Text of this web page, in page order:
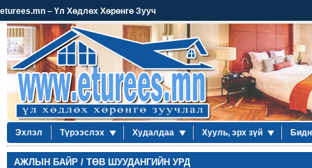
eturees.mn – Үл Хөдлөх Хөрөнгө Зууч
Эхлэл Түрээслэх Худалдаа Хууль, эрх зүй
АЖЛЫН БАЙР / ТӨВ ШУУДАНГИЙН УРД